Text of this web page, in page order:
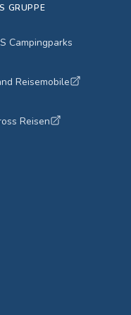
GRUPPE
Campingparks
Reisemobile
Reisen